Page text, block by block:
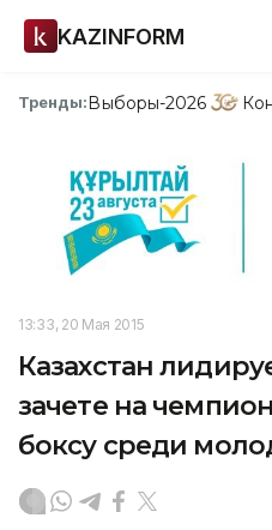
KAZINFORM
Тренды:Выборы-2026
13:33, 20 Мая 2015
Казахстан
зачете на
боксу среди